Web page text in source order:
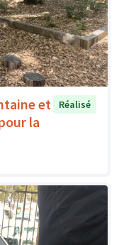
et
la
Réalisé